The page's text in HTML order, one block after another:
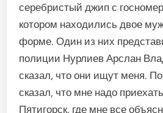
серебристый джип с
котором находились двое
форме. Один из них
полиции Нурлиев Арслан
сказал, что они ищут меня.
сказал, что мне надо
Пятигорск, где мне все